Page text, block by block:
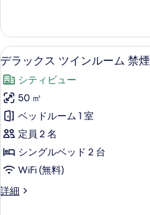
ー
ム
禁
煙
の
す
べ
て
の
写
ー
ド
ダ
ル
ル
ー
ム
禁
煙
の
詳
デ
ラ
ッ
ク
ス
ツ
イ
ン
ル
4
デラックス ツインルーム 禁煙
シティビュー
50 ㎡
ベッドルーム 1 室
定員 2 名
シングルベッド 2 台
WiFi (無料)
詳細
デ